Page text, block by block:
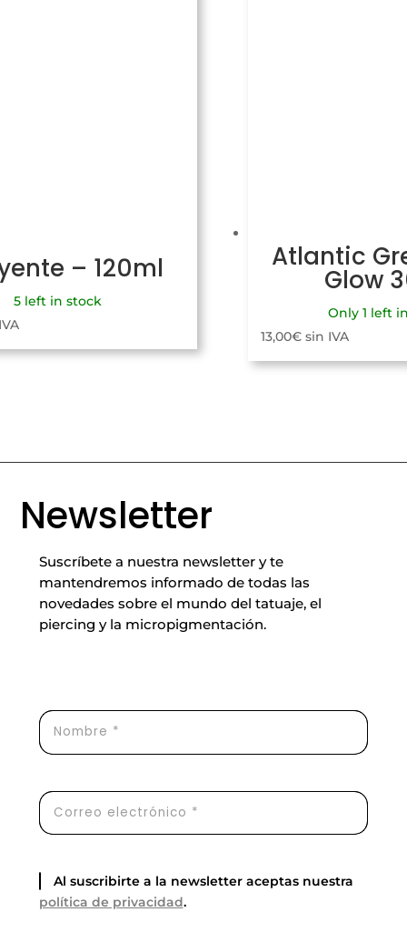
– 120ml
5 left in stock
Atlantic
Glow
Only 1 left
13,00€ sin IVA
Newsletter
Suscríbete a nuestra newsletter y te
mantendremos informado de todas las
novedades sobre el mundo del tatuaje, el
piercing y la micropigmentación.
Al suscribirte a la newsletter aceptas nuestra
política de privacidad.